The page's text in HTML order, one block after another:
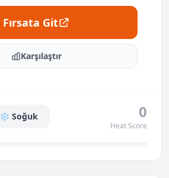
Fırsata Git
Karşılaştır
❄️ Soğuk 0
Heat Score